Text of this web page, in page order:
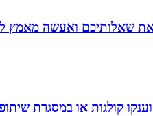
שאלותיכם ואעשה
קולגות או במסגרת